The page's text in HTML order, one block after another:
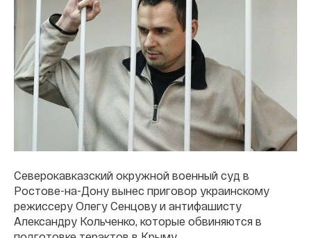
Северокавказский окружной военный суд в
Ростове-на-Дону вынес приговор украинскому
режиссеру Олегу Сенцову и антифашисту
Александру Кольченко, которые обвиняются в